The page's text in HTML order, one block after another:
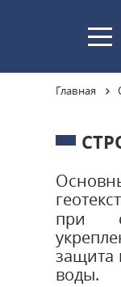
Главная
при
защита
воды.